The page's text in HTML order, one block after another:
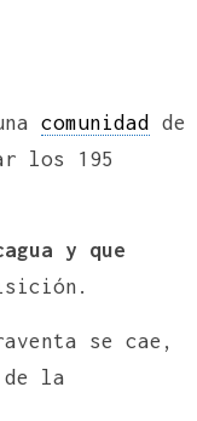
comunidad de
los 195
y que
se cae,
la